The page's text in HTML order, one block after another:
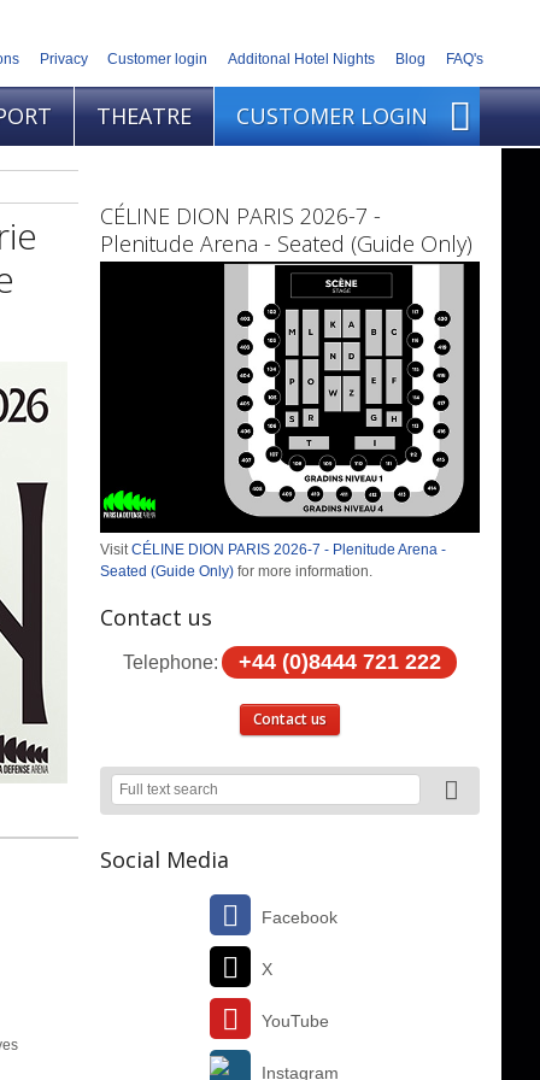
Privacy Customer login Additonal Hotel Nights Blog FAQ's
THEATRE CUSTOMER LOGIN
CÉLINE DION PARIS 2026-7 -
Plenitude Arena - Seated (Guide Only)
VisitCÉLINE DION PARIS 2026-7 - Plenitude Arena -
Seated (Guide Only) for more information.
Contact us
Telephone: +44 (0)8444 721 222
Contact us
Social Media
Facebook
X
YouTube
Instagram